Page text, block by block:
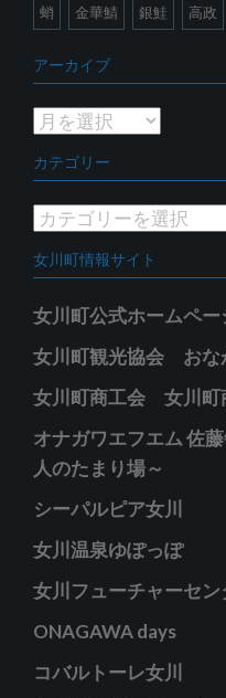
蛸 金華鯖 銀鮭 高政
アーカイブ
ア
カ
イ
ブ
カテゴリー
カ
テ
ゴ
リ
女川町情報サイト
女川町公式ホームペー
女川町観光協会 おな
女川町商工会 女川町
オナガワエフエム 佐
人のたまり場～
シーパルピア女川
女川温泉ゆぽっぽ
女川フューチャーセン
ONAGAWA days
コバルトーレ女川